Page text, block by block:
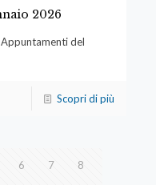
2026
del
Scopri di più
6 7 8